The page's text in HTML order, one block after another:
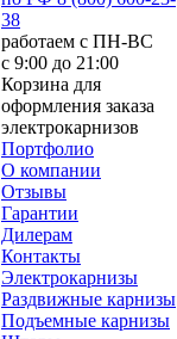
38
работаем с ПН-ВС
с 9:00 до 21:00
Корзина для
оформления заказа
электрокарнизов
Портфолио
О компании
Отзывы
Гарантии
Дилерам
Контакты
Электрокарнизы
Раздвижные карнизы
Подъемные карнизы